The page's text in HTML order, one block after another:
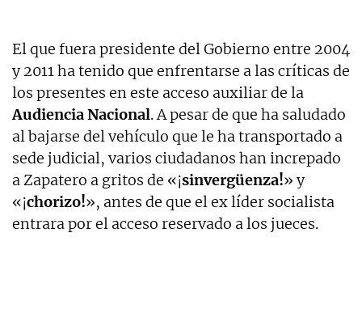
El que fuera presidente del Gobierno entre 2004
y 2011 ha tenido que enfrentarse a las críticas de
los presentes en este acceso auxiliar de la
Audiencia Nacional. A pesar de que ha saludado
al bajarse del vehículo que le ha transportado a
sede judicial, varios ciudadanos han increpado
a Zapatero a gritos de «¡sinvergüenza!» y
«¡chorizo!», antes de que el ex líder socialista
entrara por el acceso reservado a los jueces.